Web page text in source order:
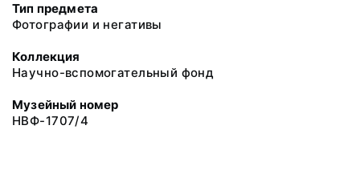
Тип предмета
Фотографии и негативы
Коллекция
Научно-вспомогательный фонд
Музейный номер
НВФ-1707/4